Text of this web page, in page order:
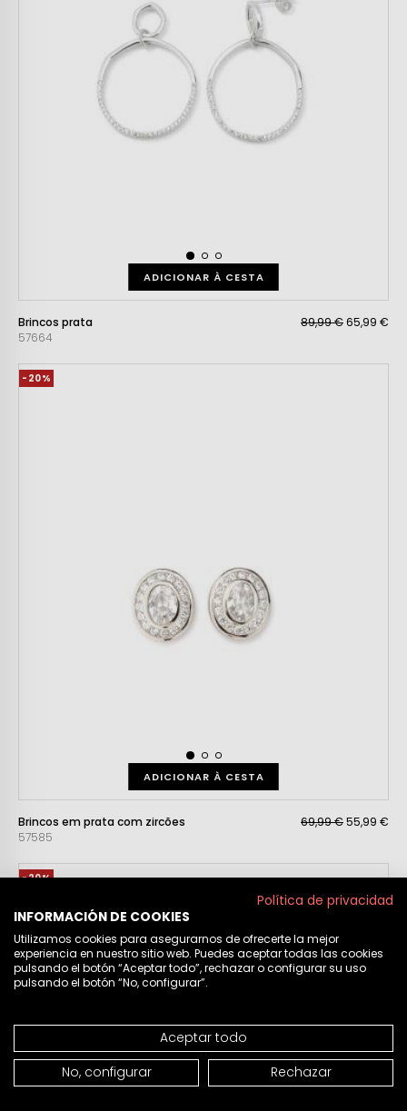
ADICIONAR À CESTA
Brincos prata
57664
89,99 €65,99 €
-20%
ADICIONAR À CESTA
Brincos em prata com zircões
57585
69,99 €55,99 €
-20%
Política de privacidad
INFORMACIÓN DE COOKIES
Utilizamos cookies para asegurarnos de ofrecerte la mejor
experiencia en nuestro sitio web. Puedes aceptar todas las cookies
pulsando el botón “Aceptar todo”, rechazar o configurar su uso
pulsando el botón “No, configurar”.
Aceptar todo
No, configurar
Rechazar